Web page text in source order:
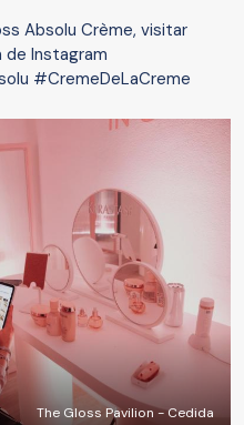
Absolu Crème, visitar
Instagram
#CremeDeLaCreme
The Gloss Pavilion - Cedida